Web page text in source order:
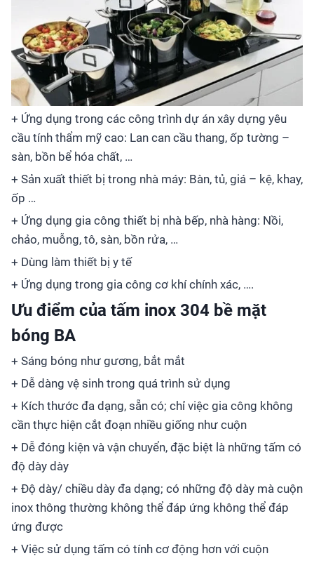
+ Ứng dụng trong các công trình dự án xây dựng yêu
cầu tính thẩm mỹ cao: Lan can cầu thang, ốp tường –
sàn, bồn bể hóa chất, …
+ Sản xuất thiết bị trong nhà máy: Bàn, tủ, giá – kệ, khay,
ốp …
+ Ứng dụng gia công thiết bị nhà bếp, nhà hàng: Nồi,
chảo, muỗng, tô, sàn, bồn rửa, …
+ Dùng làm thiết bị y tế
+ Ứng dụng trong gia công cơ khí chính xác, ….
Ưu điểm của tấm inox 304 bề mặt
bóng BA
+ Sáng bóng như gương, bắt mắt
+ Dễ dàng vệ sinh trong quá trình sử dụng
+ Kích thước đa dạng, sẵn có; chỉ việc gia công không
cần thực hiện cắt đoạn nhiều giống như cuộn
+ Dễ đóng kiện và vận chuyển, đặc biệt là những tấm có
độ dày dày
+ Độ dày/ chiều dày đa dạng; có những độ dày mà cuộn
inox thông thường không thể đáp ứng không thể đáp
ứng được
+ Việc sử dụng tấm có tính cơ động hơn với cuộn